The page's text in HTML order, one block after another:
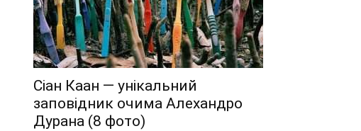
Сіан Каан — унікальний
заповідник очима Алехандро
Дурана (8 фото)